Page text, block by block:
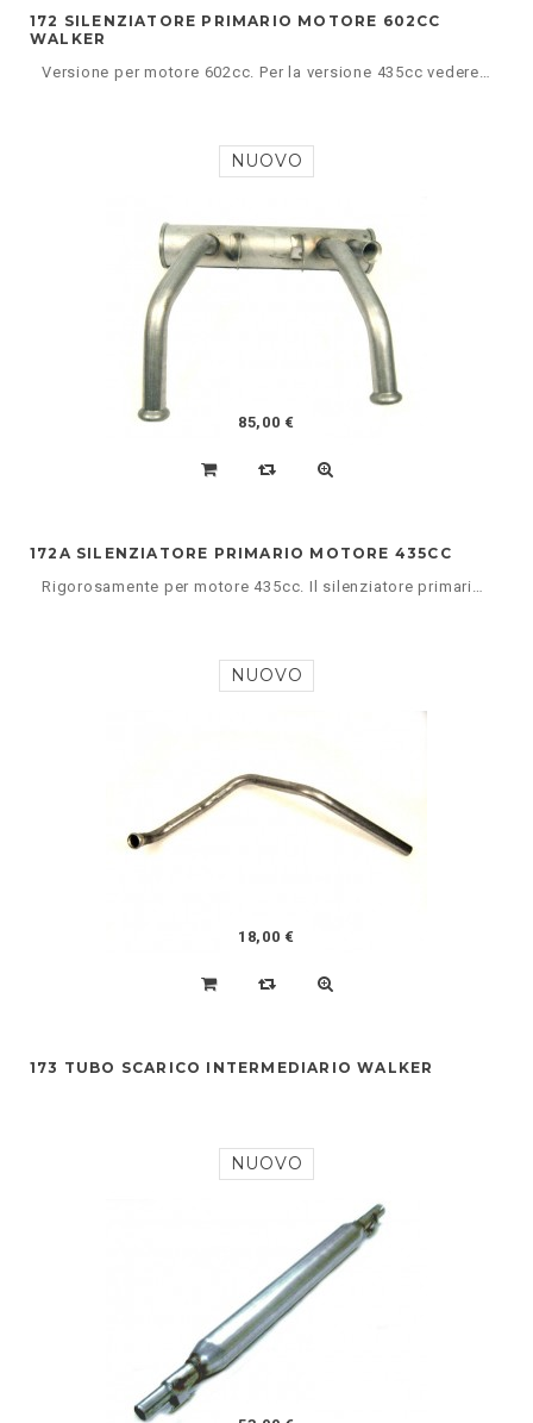
172 SILENZIATORE PRIMARIO MOTORE 602CC
WALKER
Versione per motore 602cc. Per la versione 435cc vedere articolo 172A
NUOVO
85,00 €
172A SILENZIATORE PRIMARIO MOTORE 435CC
Rigorosamente per motore 435cc. Il silenziatore primario per il 602cc è l'art. 172.
NUOVO
18,00 €
173 TUBO SCARICO INTERMEDIARIO WALKER
NUOVO